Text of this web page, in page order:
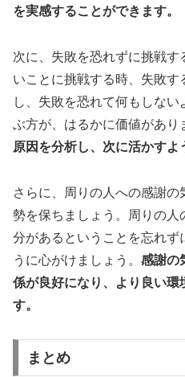
を実感することができます。
次に、失敗を恐れずに挑戦
いことに挑戦する時、失敗
し、失敗を恐れて何もしな
ぶ方が、はるかに価値があり
原因を分析し、次に活かすよ
さらに、周りの人への感謝
勢を保ちましょう。周りの人
分があるということを忘れず
うに心がけましょう。 感謝の
係が良好になり、より良い環
す。
まとめ